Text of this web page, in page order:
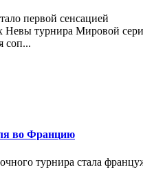
первой сенсацией
Невы турнира Мировой
соп...
во Францию
турнира стала